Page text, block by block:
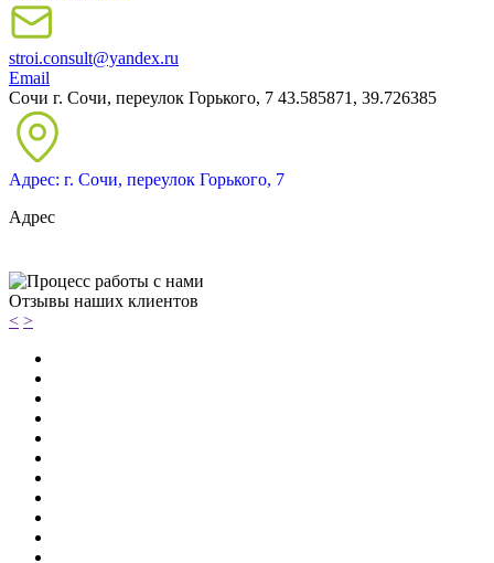
stroi.consult@yandex.ru
Email
Сочи г. Сочи, переулок Горького, 7 43.585871, 39.726385
Адрес: г. Сочи, переулок Горького, 7
Адрес
Отзывы наших клиентов
< >